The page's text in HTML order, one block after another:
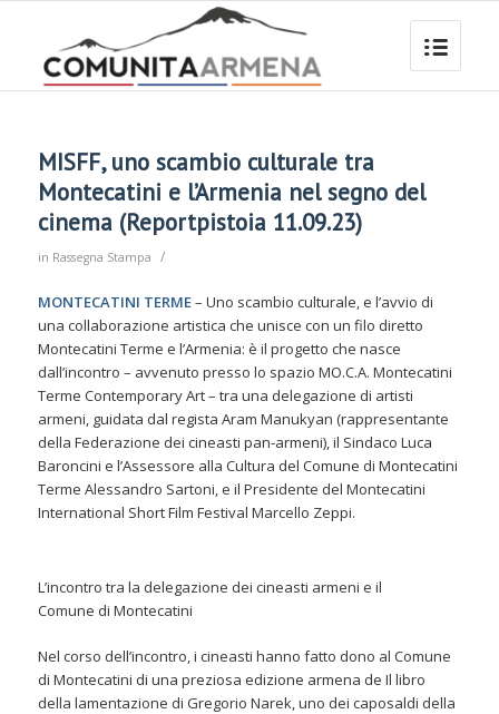
MISFF, uno scambio culturale tra
Montecatini e l’Armenia nel segno del
cinema (Reportpistoia 11.09.23)
in Rassegna Stampa /
MONTECATINI TERME– Uno scambio culturale, e l’avvio di
una collaborazione artistica che unisce con un filo diretto
Montecatini Terme e l’Armenia: è il progetto che nasce
dall’incontro – avvenuto presso lo spazio MO.C.A. Montecatini
Terme Contemporary Art – tra una delegazione di artisti
armeni, guidata dal regista Aram Manukyan (rappresentante
della Federazione dei cineasti pan-armeni), il Sindaco Luca
Baroncini e l’Assessore alla Cultura del Comune di Montecatini
Terme Alessandro Sartoni, e il Presidente del Montecatini
International Short Film Festival Marcello Zeppi.
L’incontro tra la delegazione dei cineasti armeni e il
Comune di Montecatini
Nel corso dell’incontro, i cineasti hanno fatto dono al Comune
di Montecatini di una preziosa edizione armena de Il libro
della lamentazione di Gregorio Narek, uno dei caposaldi della